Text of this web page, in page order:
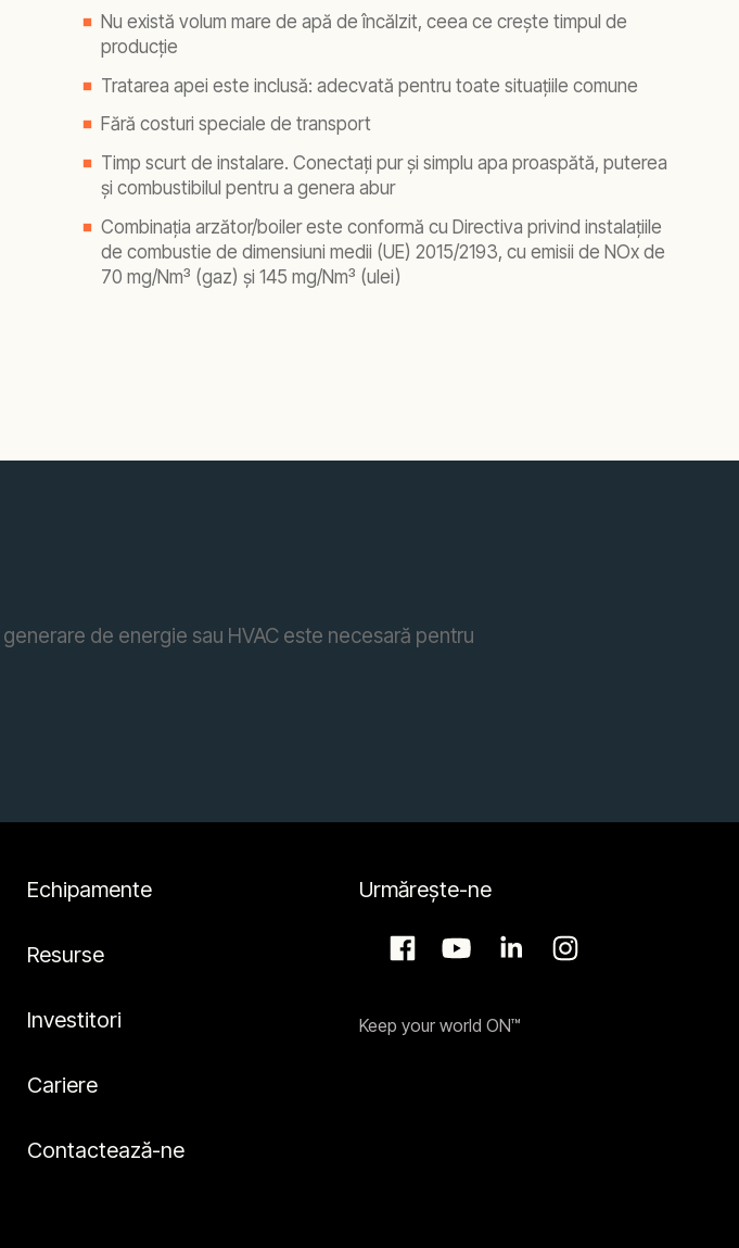
Nu există volum mare de apă de încălzit, ceea ce crește timpul de
producție
Tratarea apei este inclusă: adecvată pentru toate situațiile comune
Fără costuri speciale de transport
Timp scurt de instalare. Conectați pur și simplu apa proaspătă, puterea
și combustibilul pentru a genera abur
Combinația arzător/boiler este conformă cu Directiva privind instalațiile
de combustie de dimensiuni medii (UE) 2015/2193, cu emisii de NOx de
70 mg/Nm³ (gaz) și 145 mg/Nm³ (ulei)
de energie sau HVAC este necesară pentru
Echipamente
Resurse
Investitori
Cariere
Contactează-ne
Urmărește-ne
Keep your world ON™